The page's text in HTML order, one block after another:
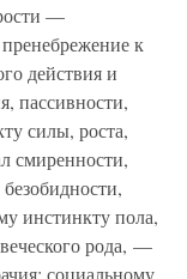
—
к
действия и
пассивности,
силы, роста,
смиренности,
инстинкту пола,
рода, —
социальному